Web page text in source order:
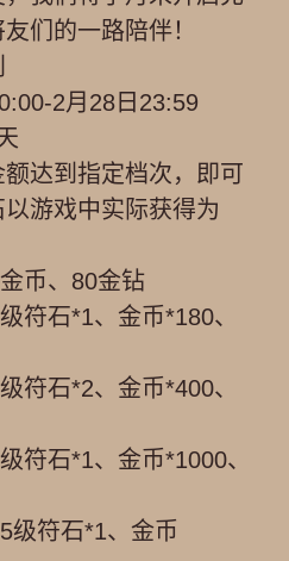
们的一路陪伴！
2月28日23:59
达到指定档次，即可
游戏中实际获得为
币、80金钻
符石*1、金币*180、
符石*2、金币*400、
符石*1、金币*1000、
级符石*1、金币